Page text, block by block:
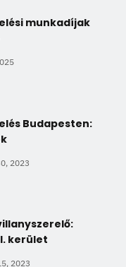
munkadíjak
Budapesten:
2023
kerület
2023